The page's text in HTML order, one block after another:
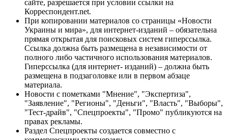
сайте, разрешается при условии ссылки на
Корреспондент.net.
При копировании материалов со страницы «Новости
Украины и мира», для интернет-изданий – обязательна
прямая открытая для поисковых систем гиперссылка.
Ссылка должна быть размещена в независимости от
полного либо частичного использования материалов.
Гиперссылка (для интернет- изданий) – должна быть
размещена в подзаголовке или в первом абзаце
материала.
Новости с пометками "Мнение", "Экспертиза",
"Заявление", "Регионы", "Деньги", "Власть", "Выборы",
"Тест-драйв", "Спецпроекты", "Промо" публикуются на
правах рекламы.
Раздел Спецпроекты создается совместно с